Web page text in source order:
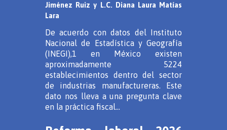
Jiménez Ruiz y L.C. Diana Laura Matías
Lara
De acuerdo con datos del Instituto
Nacional de Estadística y Geografía
(INEGI),1 en México existen
aproximadamente 5224
establecimientos dentro del sector
de industrias manufactureras. Este
dato nos lleva a una pregunta clave
en la práctica fiscal...